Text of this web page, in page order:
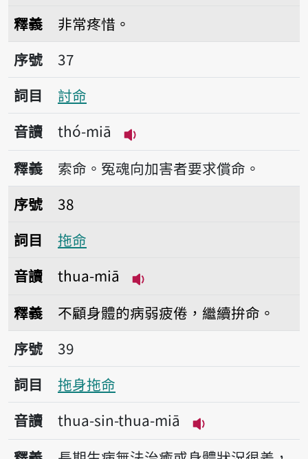
釋義
非常疼惜。
序號37討命
序號
37
詞目
討命
音讀
thó-miā
播放音讀thó-miā
釋義
索命。冤魂向加害者要求償命。
序號38拖命
序號
38
詞目
拖命
音讀
thua-miā
釋義
不顧身體的病弱疲倦，繼續拚命。
序號39拖身拖命
序號
39
詞目
拖身拖命
音讀
thua-sin-thua-miā
播放音讀thua-